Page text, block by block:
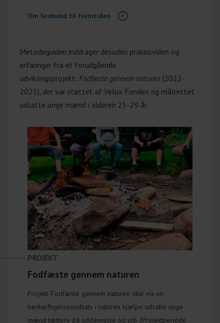
Om Grobund til fremtiden
Metodeguiden inddrager desuden praksisviden og
erfaringer fra et forudgående
udviklingsprojekt: Fodfæste gennem naturen (2022-
2025), der var støttet af Velux Fonden og målrettet
udsatte unge mænd i alderen 25-29 år.
PROJEKT
Fodfæste gennem naturen
Projekt ’Fodfæste gennem naturen’ skal via en
beskæftigelsesindsats i naturen hjælpe udsatte unge
mænd tættere på uddannelse og job. (Projektperiode